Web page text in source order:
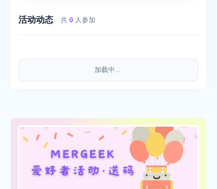
活动动态 共0 人参加
加载中...